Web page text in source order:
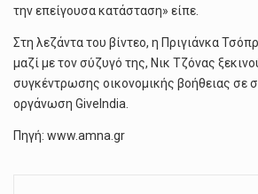
την επείγουσα κατάσταση» είπε.
Στη λεζάντα του βίντεο, η Πριγιάνκα
μαζί με τον σύζυγό της, Νικ Τζόνας
συγκέντρωσης οικονομικής βοήθειας σε
οργάνωση GiveIndia.
Πηγή: www.amna.gr